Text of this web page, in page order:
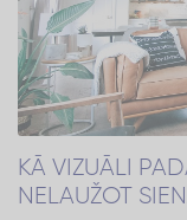
KĀ VIZUĀLI
NELAUŽOT